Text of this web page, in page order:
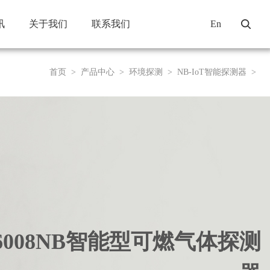
关于我们 联系我们 En
首页 > 产品中心 > 环境探测 > NB-IoT智能探测器 >
智能型可燃气体探测